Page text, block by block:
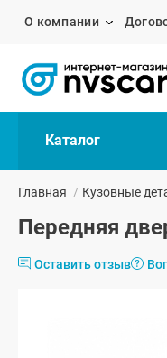
О компании
Каталог
Главная / Кузовные
Передняя
Оставить отзыв